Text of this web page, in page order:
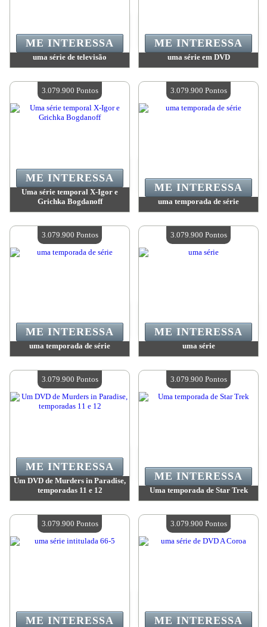
uma série de televisão
Quantidade disponível:4
ME INTERESSA
uma série em DVD
Quantidade disponível:4
ME INTERESSA
Uma série temporal X-Igor e
Grichka Bogdanoff
Quantidade disponível:4
ME INTERESSA
3.079.900 Pontos
uma temporada de série
Quantidade disponível:4
ME INTERESSA
3.079.900 Pontos
uma temporada de série
Quantidade disponível:4
ME INTERESSA
3.079.900 Pontos
uma série
Quantidade disponível:4
ME INTERESSA
3.079.900 Pontos
Um DVD de Murders in Paradise,
temporadas 11 e 12
Quantidade disponível:4
ME INTERESSA
3.079.900 Pontos
Uma temporada de Star Trek
Quantidade disponível:4
ME INTERESSA
3.079.900 Pontos
ME INTERESSA
3.079.900 Pontos
ME INTERESSA
3.079.900 Pontos